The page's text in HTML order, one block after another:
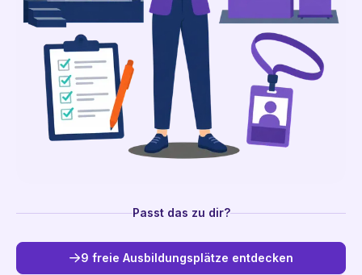
Passt das zu dir?
9 freie Ausbildungsplätze entdecken